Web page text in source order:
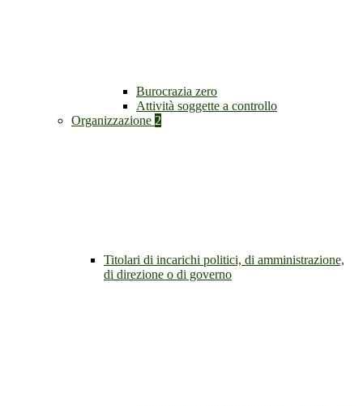
Burocrazia zero
Attività soggette a controllo
Organizzazione 2
Titolari di incarichi politici, di amministrazione,
di direzione o di governo